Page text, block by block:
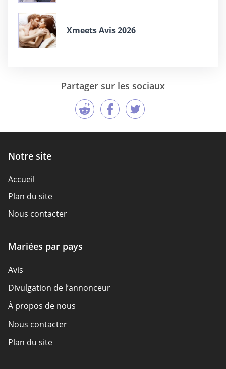
Xmeets Avis 2026
Partager sur les sociaux
Notre site
Accueil
Plan du site
Nous contacter
Mariées par pays
Avis
Divulgation de l’annonceur
À propos de nous
Nous contacter
Plan du site